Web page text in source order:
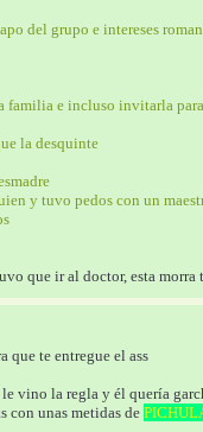
del grupo e intereses
familia e incluso invitarla
la desquinte
y tuvo pedos con un
que ir al doctor, esta
que te entregue el ass
vino la regla y él quería
con unas metidas de